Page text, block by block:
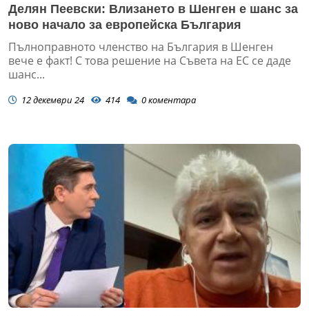
Делян Пеевски: Влизането в Шенген е шанс за
ново начало за европейска България
Пълноправното членство на България в Шенген
вече е факт! С това решение на Съвета на ЕС се даде
шанс...
12 декември 24 414 0коментара